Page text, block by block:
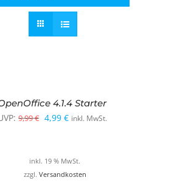
4.1.4 Starter
9,99€ Ursprünglicher
4,99€Aktueller
inkl. MwSt.
inkl. 19 % MwSt.
zzgl. Versandkosten